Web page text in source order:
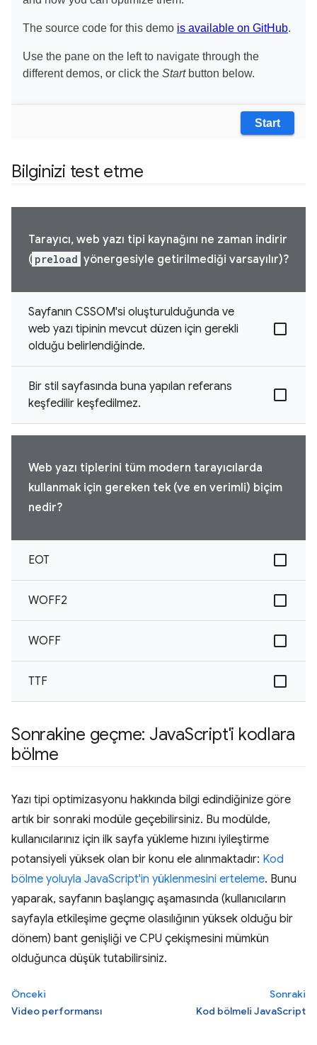
Bilginizi test etme
Tarayıcı, web yazı tipi kaynağını ne zaman indirir
( preload yönergesiyle getirilmediği varsayılır)?
Sayfanın CSSOM'si oluşturulduğunda ve
web yazı tipinin mevcut düzen için gerekli
olduğu belirlendiğinde.
Bir stil sayfasında buna yapılan referans
keşfedilir keşfedilmez.
Web yazı tiplerini tüm modern tarayıcılarda
kullanmak için gereken tek (ve en verimli) biçim
nedir?
EOT
WOFF2
WOFF
TTF
Sonrakine geçme: JavaScript'i kodlara
bölme
Yazı tipi optimizasyonu hakkında bilgi edindiğinize göre
artık bir sonraki modüle geçebilirsiniz. Bu modülde,
kullanıcılarınız için ilk sayfa yükleme hızını iyileştirme
potansiyeli yüksek olan bir konu ele alınmaktadır: Kod
bölme yoluyla JavaScript'in yüklenmesini erteleme. Bunu
yaparak, sayfanın başlangıç aşamasında (kullanıcıların
sayfayla etkileşime geçme olasılığının yüksek olduğu bir
dönem) bant genişliği ve CPU çekişmesini mümkün
olduğunca düşük tutabilirsiniz.
Önceki
Video performansı
Sonraki
Kod bölmeli JavaScript